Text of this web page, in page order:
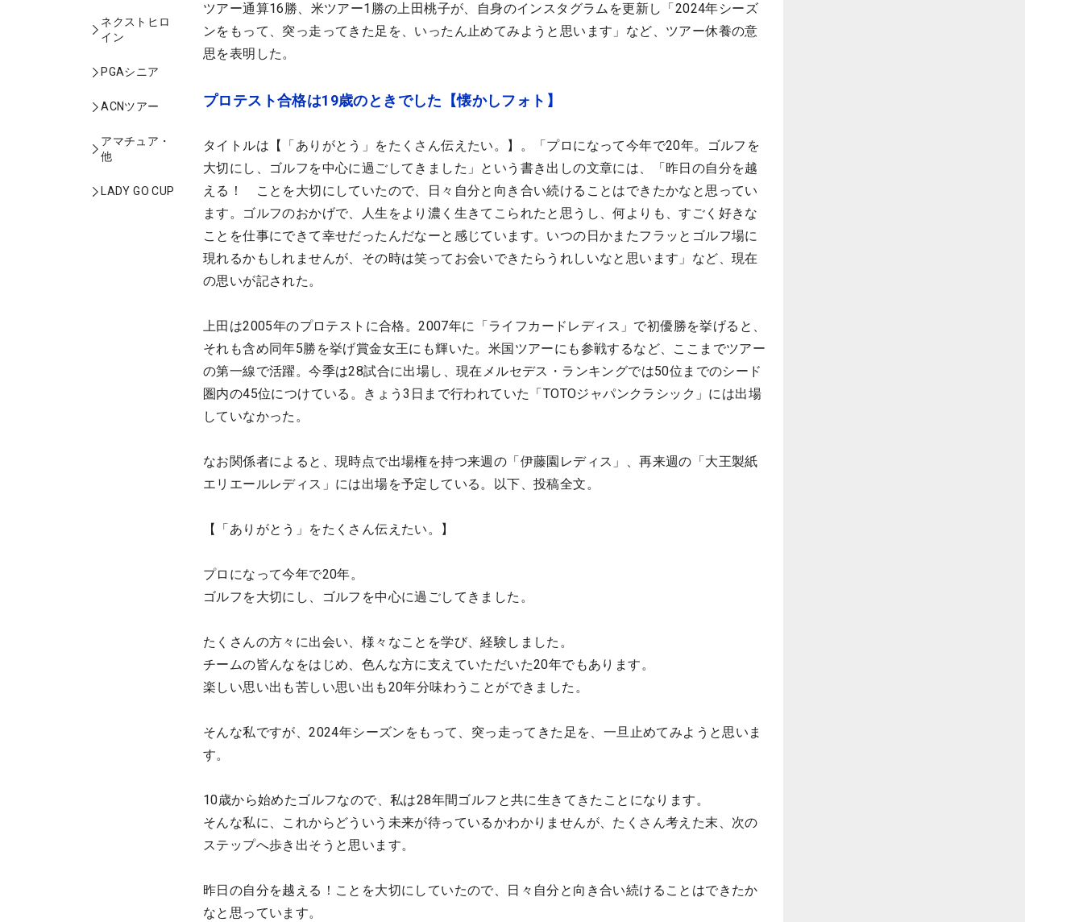
ネクストヒロ
イン
PGAシニア
ACNツアー
アマチュア・
他
LADY GO CUP
ツアー通算16勝、米ツアー1勝の上田桃子が、自身のインスタグラムを更新し「2024年シーズ
ンをもって、突っ走ってきた足を、いったん止めてみようと思います」など、ツアー休養の意
思を表明した。
プロテスト合格は19歳のときでした【懐かしフォト】
タイトルは【「ありがとう」をたくさん伝えたい。】。「プロになって今年で20年。ゴルフを
大切にし、ゴルフを中心に過ごしてきました」という書き出しの文章には、「昨日の自分を越
える！ ことを大切にしていたので、日々自分と向き合い続けることはできたかなと思ってい
ます。ゴルフのおかげで、人生をより濃く生きてこられたと思うし、何よりも、すごく好きな
ことを仕事にできて幸せだったんだなーと感じています。いつの日かまたフラッとゴルフ場に
現れるかもしれませんが、その時は笑ってお会いできたらうれしいなと思います」など、現在
の思いが記された。
上田は2005年のプロテストに合格。2007年に「ライフカードレディス」で初優勝を挙げると、
それも含め同年5勝を挙げ賞金女王にも輝いた。米国ツアーにも参戦するなど、ここまでツアー
の第一線で活躍。今季は28試合に出場し、現在メルセデス・ランキングでは50位までのシード
圏内の45位につけている。きょう3日まで行われていた「TOTOジャパンクラシック」には出場
していなかった。
なお関係者によると、現時点で出場権を持つ来週の「伊藤園レディス」、再来週の「大王製紙
エリエールレディス」には出場を予定している。以下、投稿全文。
【「ありがとう」をたくさん伝えたい。】
プロになって今年で20年。
ゴルフを大切にし、ゴルフを中心に過ごしてきました。
たくさんの方々に出会い、様々なことを学び、経験しました。
チームの皆んなをはじめ、色んな方に支えていただいた20年でもあります。
楽しい思い出も苦しい思い出も20年分味わうことができました。
そんな私ですが、2024年シーズンをもって、突っ走ってきた足を、一旦止めてみようと思いま
す。
10歳から始めたゴルフなので、私は28年間ゴルフと共に生きてきたことになります。
そんな私に、これからどういう未来が待っているかわかりませんが、たくさん考えた末、次の
ステップへ歩き出そうと思います。
昨日の自分を越える！ことを大切にしていたので、日々自分と向き合い続けることはできたか
なと思っています。